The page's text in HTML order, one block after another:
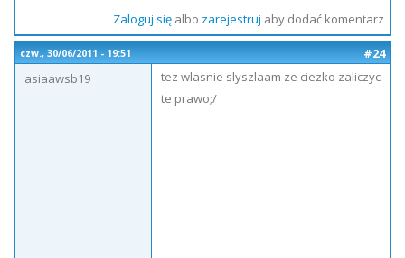
Zaloguj sięalbo zarejestruj aby dodać komentarz
czw., 30/06/2011 - 19:51
#24
asiaawsb19
tez wlasnie slyszlaam ze ciezko zaliczyc
te prawo;/